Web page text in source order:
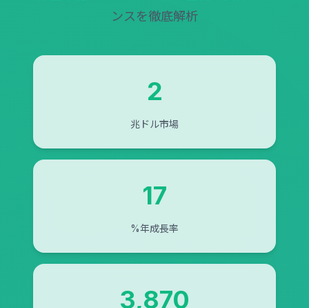
ンスを徹底解析
2
兆ドル市場
17
%年成長率
3,870